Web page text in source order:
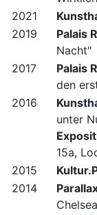
2021
2019
Palais
Nacht"
2017
Palais
den
2016
unter
15a,
2015
2014